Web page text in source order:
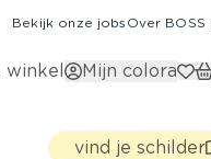
Bekijk onze jobs Over BOSS
winkel Mijn colora
vind je schilder